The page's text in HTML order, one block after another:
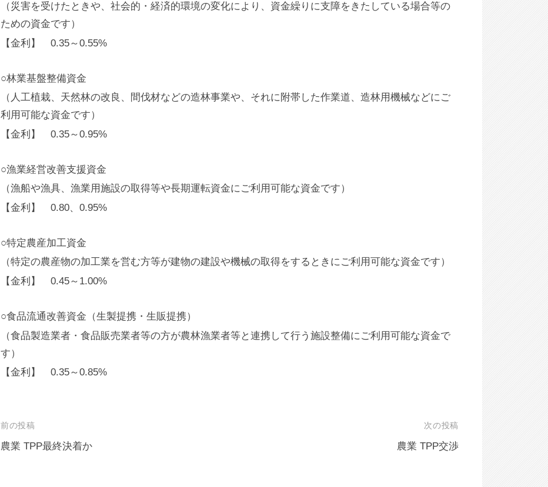
（災害を受けたときや、社会的・経済的環境の変化により、資金繰りに支障をきたしている場合等の
ための資金です）
【金利】 0.35～0.55%
○林業基盤整備資金
（人工植栽、天然林の改良、間伐材などの造林事業や、それに附帯した作業道、造林用機械などにご
利用可能な資金です）
【金利】 0.35～0.95%
○漁業経営改善支援資金
（漁船や漁具、漁業用施設の取得等や長期運転資金にご利用可能な資金です）
【金利】 0.80、0.95%
○特定農産加工資金
（特定の農産物の加工業を営む方等が建物の建設や機械の取得をするときにご利用可能な資金です）
【金利】 0.45～1.00%
○食品流通改善資金（生製提携・生販提携）
（食品製造業者・食品販売業者等の方が農林漁業者等と連携して行う施設整備にご利用可能な資金で
す）
【金利】 0.35～0.85%
投
稿
前の投稿
農業 TPP最終決着か
次の投稿
農業 TPP交渉